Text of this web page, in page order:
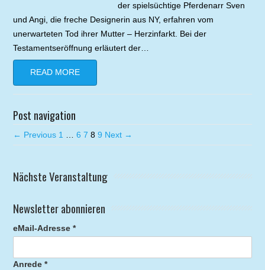
der spielsüchtige Pferdenarr Sven
und Angi, die freche Designerin aus NY, erfahren vom
unerwarteten Tod ihrer Mutter – Herzinfarkt. Bei der
Testamentseröffnung erläutert der…
READ MORE
Post navigation
← Previous 1 6 7 8 9 Next →
Nächste Veranstaltung
Newsletter abonnieren
eMail-Adresse *
Anrede *